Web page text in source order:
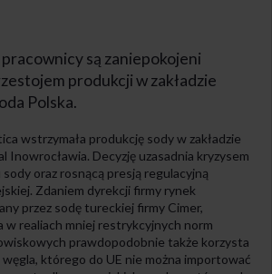
są zaniepokojeni
produkcji w zakładzie
Polska.
wstrzymała produkcję sody w zakładzie
Inowrocławia. Decyzję uzasadnia kryzysem
oraz rosnącą presją regulacyjną
Zdaniem dyrekcji firmy rynek
przez sodę tureckiej firmy Cimer,
w realiach mniej restrykcyjnych norm
prawdopodobnie także korzysta
którego do UE nie można importować